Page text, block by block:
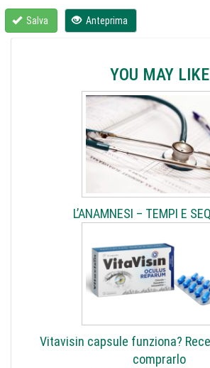
Salva Anteprima
YOU MAY LIKE
L’ANAMNESI – TEMPI E
Vitavisin capsule funziona?
comprarlo